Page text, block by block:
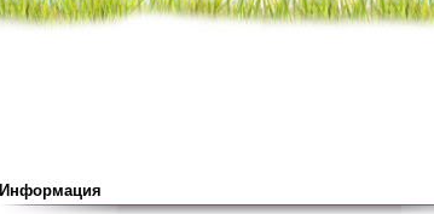
Информация